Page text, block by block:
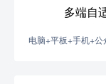
多端自
电脑+平板+手机+